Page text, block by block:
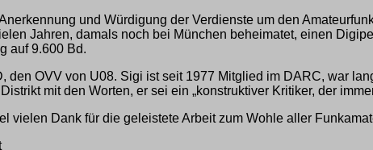
und Würdigung der Verdienste um den
Jahren, damals noch bei München beheimatet, einen
auf 9.600 Bd.
den OVV von U08. Sigi ist seit 1977 Mitglied im DARC, war
mit den Worten, er sei ein „konstruktiver Kritiker, der
vielen Dank für die geleistete Arbeit zum Wohle aller